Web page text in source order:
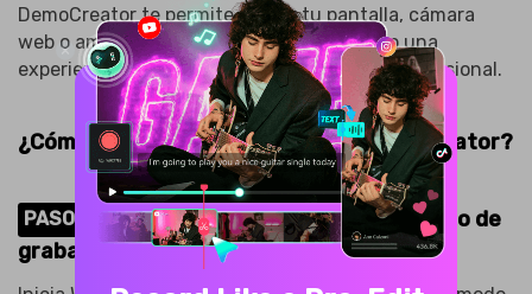
DemoCreator te permite grabar tu pantalla, cámara
web o ambos al mismo tiempo, asegurando una
experiencia de creación de videos fluida y profesional.
¿Cómo grabar con Wondershare DemoCreator?
PASO 1
Abre DemoCreator y elige tu modo de
grabación